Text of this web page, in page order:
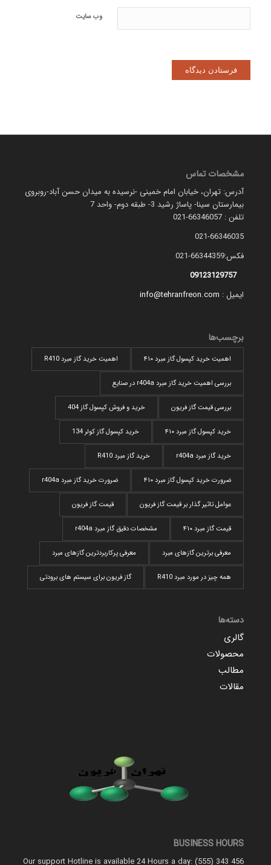
وب‌ سایت
مشخصات تماس
آدرس: تهران، خیابان امام خمینی -نرسیده به میدان حسن آباد-روبروی
بیمارستان سینا- پاساژ رشید 3- طبقه دوم- واحد 7
تلفن : 66346057-021
021-66346035
فکس:66344359-021
09123129757
ایمیل : info@tehranfreon.com
برچسب‌ها
اهمیت خرید کپسول گاز مبرد ۴۱۰ اهمیت خرید گاز مبرد R410
بررسی اهمیت خرید گاز مبرد r404a در صنایع
بررسی قیمت گاز فریون خرید و فروش کپسول گاز 404
خرید کپسول گاز مبرد ۴۱۰ خرید کپسول گاز کولر 134
خرید گاز مبرد r404a خرید گاز مبرد R410
ضرورت خرید کپسول گاز مبرد ۴۱۰ ضرورت خرید گاز مبرد r404a
عوامل تاثیر گذار بر قیمت گاز فریون قیمت گاز فریون
قیمت گاز مبرد ۴۱۰ مشخصات دقیق گاز مبرد r404a
معرفی برترین گازهای مبرد معرفی پرکاربردترین گاز‌های مبرد
همه چیز در مورد مبرد R410 گاز فریون برای سیستم های برودتی
دسته‌ها
گالری
محصولات
مطالب
مقالات
BUSINESS HOURS
Our support Hotline is available 24 Hours a day: (555) 343 456